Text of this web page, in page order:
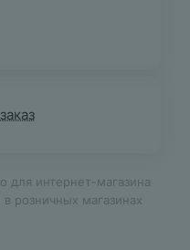
для интернет-магазина
розничных магазинах